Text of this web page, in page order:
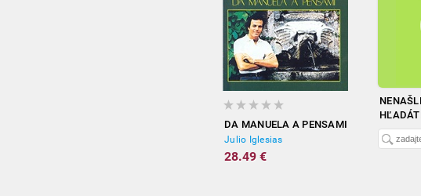
DA MANUELA A PENSAMI
Julio Iglesias
28.49 €